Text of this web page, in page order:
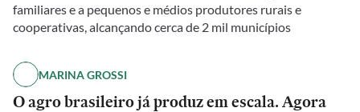
familiares e a pequenos e médios produtores rurais e
cooperativas, alcançando cerca de 2 mil municípios
MARINA GROSSI
O agro brasileiro já produz em escala. Agora